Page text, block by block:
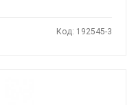
Код: 192545-3